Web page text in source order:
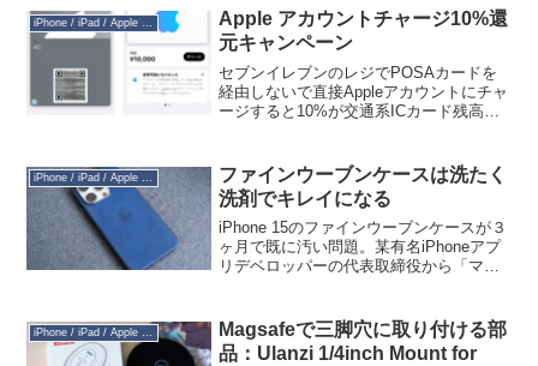
場合、各カメラユニットに変に横向きの
応力がかか...
Apple アカウントチャージ10%還
元キャンペーン
セブンイレブンのレジでPOSAカードを
経由しないで直接Appleアカウントにチャ
ージすると10%が交通系ICカード残高で
iPhone買うので20万円 ５万円くらいチャ
ー...
ファインウーブンケースは洗たく
洗剤でキレイになる
iPhone 15のファインウーブンケースが３
ヶ月で既に汚い問題。某有名iPhoneアプ
リデベロッパーの代表取締役から「マナ
も大事だよなと気が付き、Appleが公開し
て...
iPhone / iPad / Apple Watch
Magsafeで三脚穴に取り付ける部
品：Ulanzi 1/4inch Mount for